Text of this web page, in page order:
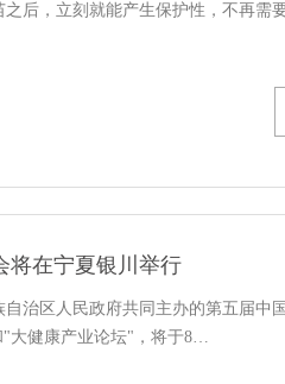
后，立刻就能产生保护性，不再需
将在宁夏银川举行
治区人民政府共同主办的第五届中
"大健康产业论坛"，将于8…